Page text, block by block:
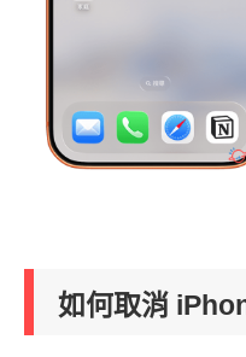
如何取消